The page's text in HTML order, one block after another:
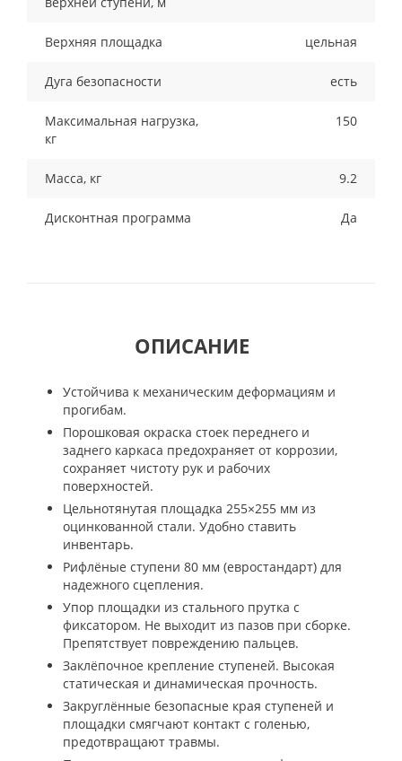
Верхняя площадка цельная
Дуга безопасности есть
Максимальная нагрузка,
кг
150
Масса, кг 9.2
Дисконтная программа Да
ОПИСАНИЕ
Устойчива к механическим деформациям и
прогибам.
Порошковая окраска стоек переднего и
заднего каркаса предохраняет от коррозии,
сохраняет чистоту рук и рабочих
поверхностей.
Цельнотянутая площадка 255×255 мм из
оцинкованной стали. Удобно ставить
инвентарь.
Рифлёные ступени 80 мм (евростандарт) для
надежного сцепления.
Упор площадки из стального прутка с
фиксатором. Не выходит из пазов при сборке.
Препятствует повреждению пальцев.
Заклёпочное крепление ступеней. Высокая
статическая и динамическая прочность.
Закруглённые безопасные края ступеней и
площадки смягчают контакт с голенью,
предотвращают травмы.